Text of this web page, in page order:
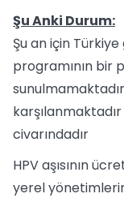
Şu Anki Durum:
Şu an için Türkiye
programının bir
karşılanmaktadır
civarındadır​
HPV aşısının
yerel